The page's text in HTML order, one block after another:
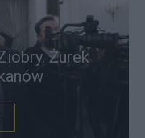
Żurek